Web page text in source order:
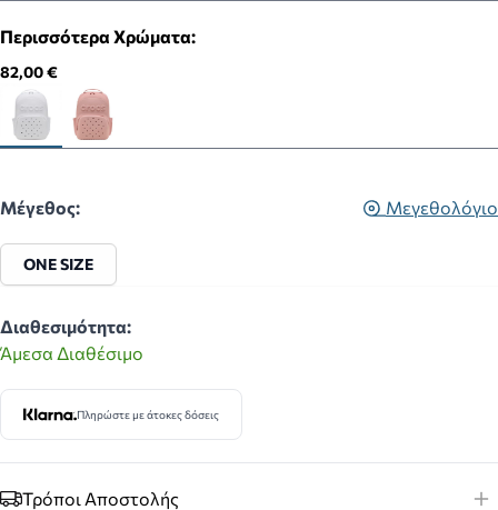
Περισσότερα Χρώματα:
82,00 €
Μέγεθος: Μεγεθολόγιο
ONE SIZE
Διαθεσιμότητα:
Άμεσα Διαθέσιμο
Πληρώστε με άτοκες δόσεις
Τρόποι Αποστολής